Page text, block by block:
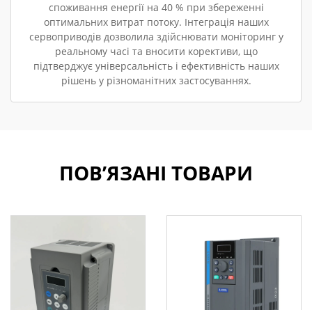
споживання енергії на 40 % при збереженні
оптимальних витрат потоку. Інтеграція наших
сервоприводів дозволила здійснювати моніторинг у
реальному часі та вносити корективи, що
підтверджує універсальність і ефективність наших
рішень у різноманітних застосуваннях.
ПОВ’ЯЗАНІ ТОВАРИ